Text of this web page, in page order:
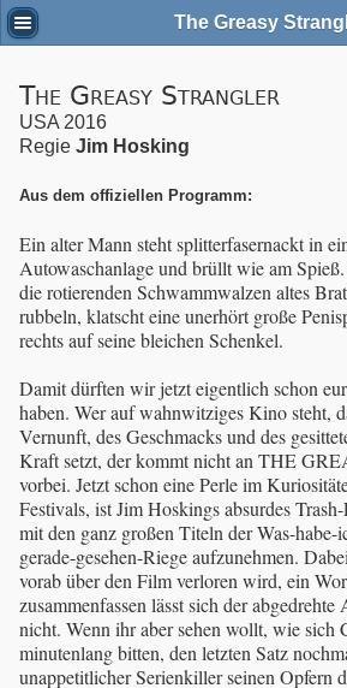
The Greasy
The Greasy Strangler
USA 2016
Regie Jim Hosking
Aus dem offiziellen Programm:
Ein alter Mann steht splitterfasernackt in
Autowaschanlage und brüllt wie am
die rotierenden Schwammwalzen altes
rubbeln, klatscht eine unerhört große
rechts auf seine bleichen Schenkel.
Damit dürften wir jetzt eigentlich schon
haben. Wer auf wahnwitziges Kino steht,
Vernunft, des Geschmacks und des
Kraft setzt, der kommt nicht an THE
vorbei. Jetzt schon eine Perle im
Festivals, ist Jim Hoskings absurdes
mit den ganz großen Titeln der Was-habe-
gerade-gesehen-Riege aufzunehmen.
vorab über den Film verloren wird, ein
zusammenfassen lässt sich der
nicht. Wenn ihr aber sehen wollt, wie sich
minutenlang bitten, den letzten Satz
unappetitlicher Serienkiller seinen Opfern